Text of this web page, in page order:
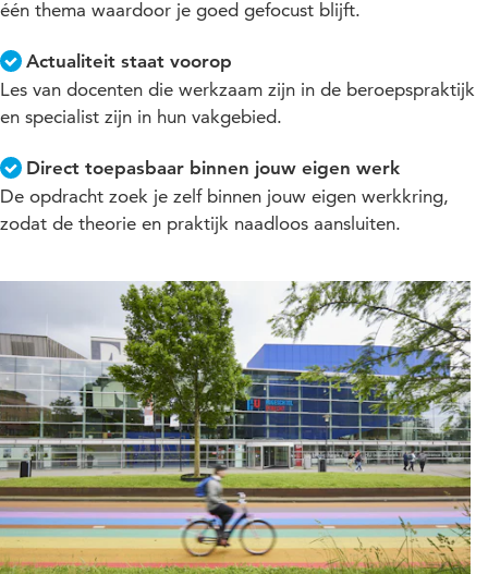
één thema waardoor je goed gefocust blijft.
Actualiteit staat voorop
Les van docenten die werkzaam zijn in de beroepspraktijk
en specialist zijn in hun vakgebied.
Direct toepasbaar binnen jouw eigen werk
De opdracht zoek je zelf binnen jouw eigen werkkring,
zodat de theorie en praktijk naadloos aansluiten.